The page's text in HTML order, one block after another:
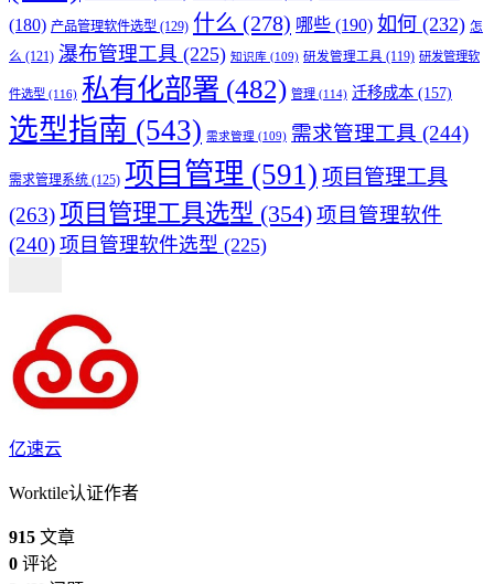
(180) 产品管理软件选型 (129) 什么 (278) 哪些 (190) 如何 (232) 怎
么 (121) 瀑布管理工具 (225) 知识库 (109) 研发管理工具 (119) 研发管理软
件选型 (116) 私有化部署 (482) 管理 (114) 迁移成本 (157)
选型指南 (543) 需求管理 (109) 需求管理工具 (244)
需求管理系统 (125) 项目管理 (591) 项目管理工具
(263)项目管理工具选型 (354) 项目管理软件
(240) 项目管理软件选型 (225)
亿速云
Worktile认证作者
915 文章
0 评论